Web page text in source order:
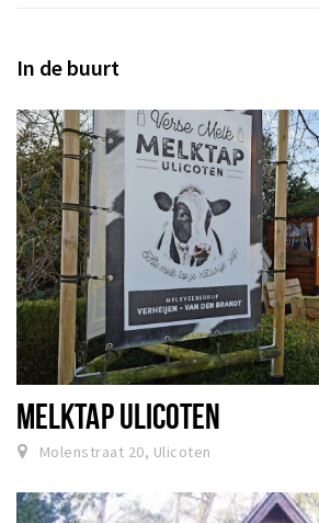
In de buurt
MELKTAP ULICOTEN
Molenstraat 20, Ulicoten